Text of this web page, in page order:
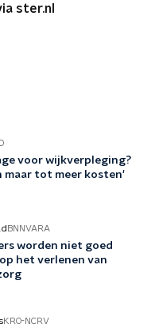
ster.nl
voor wijkverpleging?
maar tot meer kosten'
BNNVARA
worden niet goed
het verlenen van
KRO-NCRV